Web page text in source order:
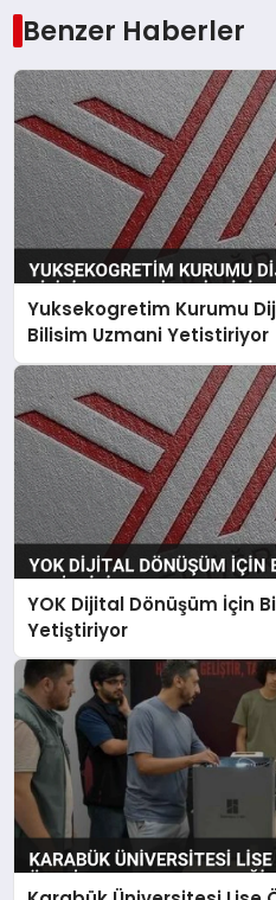
Benzer Haberler
Yuksekogretim Kurumu
Bilisim Uzmani Yetistiriyor
YOK Dijital Dönüşüm İçin
Yetiştiriyor